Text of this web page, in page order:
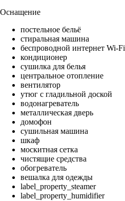
Оснащение
постельное бельё
стиральная машина
беспроводной интернет Wi-Fi
кондиционер
сушилка для белья
центральное отопление
вентилятор
утюг с гладильной доской
водонагреватель
металлическая дверь
домофон
сушильная машина
шкаф
москитная сетка
чистящие средства
обогреватель
вешалка для одежды
label_property_steamer
label_property_humidifier